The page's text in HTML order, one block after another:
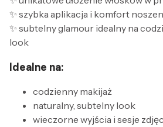
✨ szybka aplikacja i komfort
✨ subtelny glamour idealny na
look
Idealne na:
codzienny makijaż
naturalny, subtelny look
wieczorne wyjścia i sesje